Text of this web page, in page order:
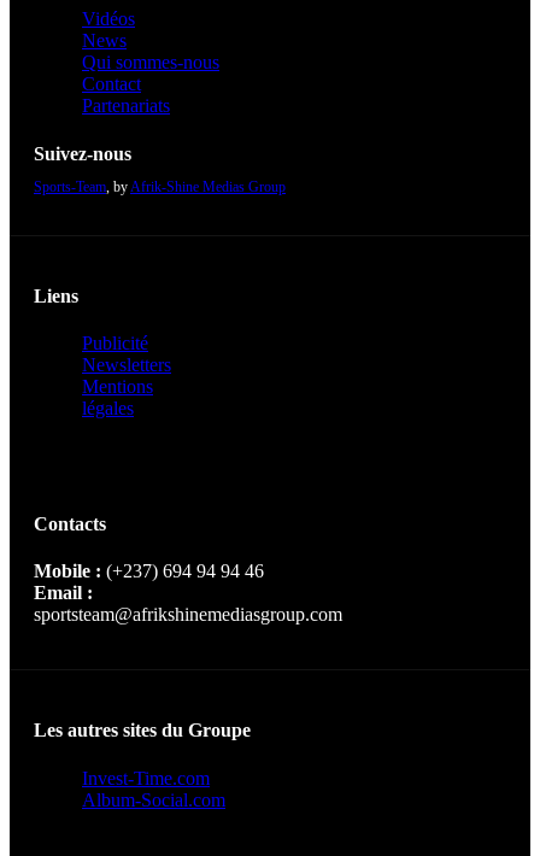
Vidéos
News
Qui sommes-nous
Contact
Partenariats
Suivez-nous
Sports-Team, byAfrik-Shine Medias Group
Liens
Publicité
Newsletters
Mentions
légales
Contacts
Mobile : (+237) 694 94 94 46
Email :
sportsteam@afrikshinemediasgroup.com
Les autres sites du Groupe
Invest-Time.com
Album-Social.com